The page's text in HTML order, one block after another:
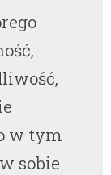
w tym
sobie